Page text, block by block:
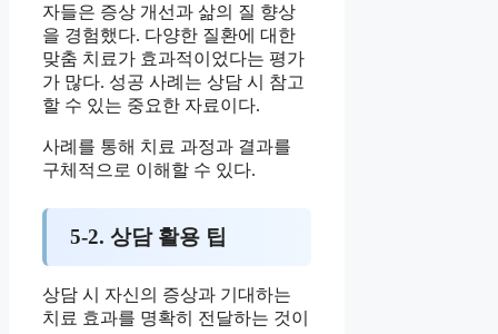
자들은 증상 개선과 삶의 질 향상
을 경험했다. 다양한 질환에 대한
맞춤 치료가 효과적이었다는 평가
가 많다. 성공 사례는 상담 시 참고
할 수 있는 중요한 자료이다.
사례를 통해 치료 과정과 결과를
구체적으로 이해할 수 있다.
5-2. 상담 활용 팁
상담 시 자신의 증상과 기대하는
치료 효과를 명확히 전달하는 것이